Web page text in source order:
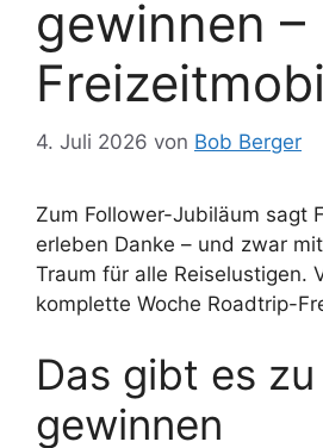
gewinnen –
4. Juli 2026 von Bob Berger
Zum Follower-Jubiläum sagt
erleben Danke – und zwar
Traum für alle Reiselustigen.
komplette Woche Roadtrip-
Das gibt es zu
gewinnen